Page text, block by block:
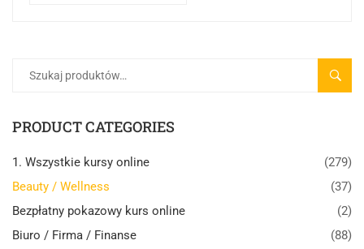
PRODUCT CATEGORIES
1. Wszystkie kursy online
(279)
Beauty / Wellness
(37)
Bezpłatny pokazowy kurs online
(2)
Biuro / Firma / Finanse
(88)